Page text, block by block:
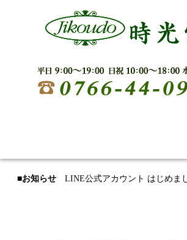
■お知らせ LINE公式アカウント はじめま